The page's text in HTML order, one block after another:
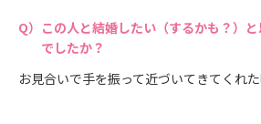
この人と結婚したい（するかも？）
でしたか？
お見合いで手を振って近づいてきてくれた